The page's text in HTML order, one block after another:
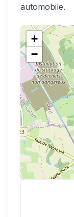
automobile.
+
−